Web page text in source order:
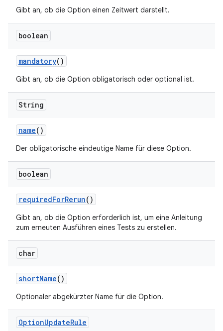
Gibt an, ob die Option einen Zeitwert darstellt.
boolean
mandatory()
Gibt an, ob die Option obligatorisch oder optional ist.
String
name()
Der obligatorische eindeutige Name für diese Option.
boolean
requiredForRerun()
Gibt an, ob die Option erforderlich ist, um eine Anleitung
zum erneuten Ausführen eines Tests zu erstellen.
char
shortName()
Optionaler abgekürzter Name für die Option.
OptionUpdateRule